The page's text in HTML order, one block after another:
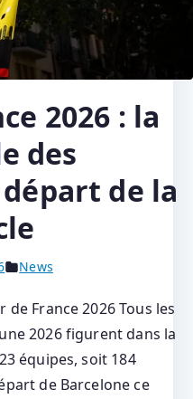
2026 : la
des
de la
News
France 2026 Tous les
2026 figurent dans la
équipes, soit 184
de Barcelone ce